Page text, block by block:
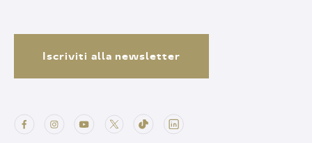
Iscriviti alla newsletter